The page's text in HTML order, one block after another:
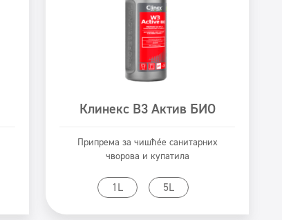
Клинекс В3 Актив БИО
Припрема за чишћење санитарних
чворова и купатила
1L 5L
Prikaži proizvod